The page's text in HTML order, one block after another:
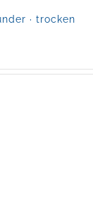
· trocken